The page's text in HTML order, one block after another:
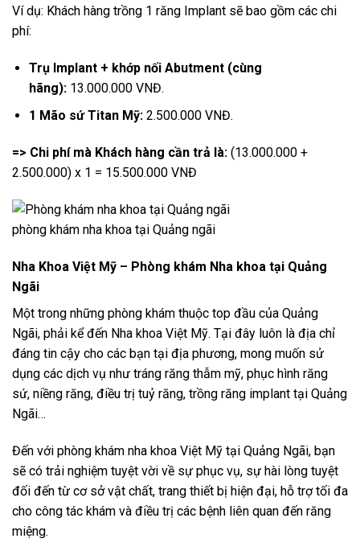
Ví dụ: Khách hàng trồng 1 răng Implant sẽ bao gồm các chi
phí:
Trụ Implant + khớp nối Abutment (cùng
hãng):13.000.000 VNĐ.
1 Mão sứ Titan Mỹ:2.500.000 VNĐ.
=> Chi phí mà Khách hàng cần trả là: (13.000.000 +
2.500.000) x 1 = 15.500.000 VNĐ
phòng khám nha khoa tại Quảng ngãi
Nha Khoa Việt Mỹ – Phòng khám Nha khoa tại Quảng
Ngãi
Một trong những phòng khám thuộc top đầu của Quảng
Ngãi, phải kể đến Nha khoa Việt Mỹ. Tại đây luôn là địa chỉ
đáng tin cậy cho các bạn tại địa phương, mong muốn sử
dụng các dịch vụ như tráng răng thẫm mỹ, phục hình răng
sứ, niềng răng, điều trị tuỷ răng, trồng răng implant tại Quảng
Ngãi…
Đến với phòng khám nha khoa Việt Mỹ tại Quảng Ngãi, bạn
sẽ có trải nghiệm tuyệt vời về sự phục vụ, sự hài lòng tuyệt
đối đến từ cơ sở vật chất, trang thiết bị hiện đại, hỗ trợ tối đa
cho công tác khám và điều trị các bệnh liên quan đến răng
miệng.